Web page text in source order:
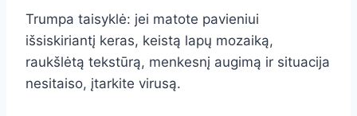
Trumpa taisyklė: jei matote pavieniui
išsiskiriantį keras, keistą lapų mozaiką,
raukšlėtą tekstūrą, menkesnį augimą ir situacija
nesitaiso, įtarkite virusą.